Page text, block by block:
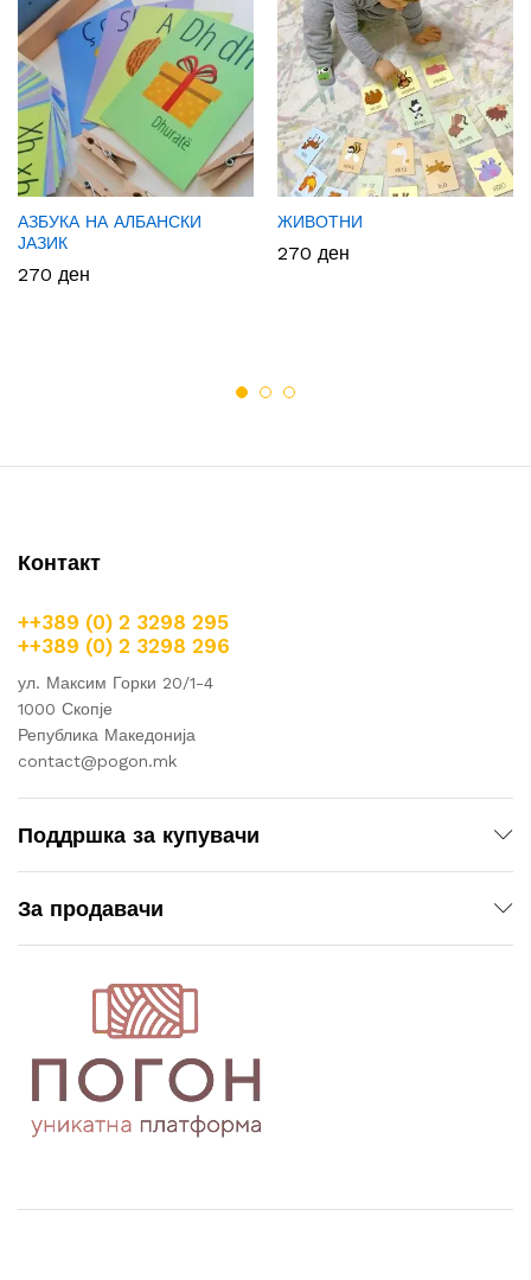
АЗБУКА НА АЛБАНСКИ
ЈАЗИК
270 ден
ЖИВОТНИ
270 ден
Контакт
++389 (0) 2 3298 295
++389 (0) 2 3298 296
ул. Максим Горки 20/1-4
1000 Скопје
Република Македонија
contact@pogon.mk
Поддршка за купувачи
За продавачи